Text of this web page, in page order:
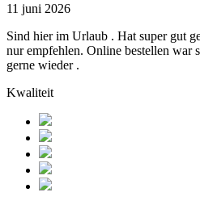
11 juni 2026
Sind hier im Urlaub . Hat super gut
nur empfehlen. Online bestellen war
gerne wieder .
Kwaliteit